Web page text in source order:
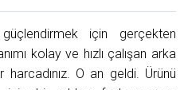
için gerçekten
kolay ve hızlı çalışan arka
harcadınız. O an geldi. Ürünü